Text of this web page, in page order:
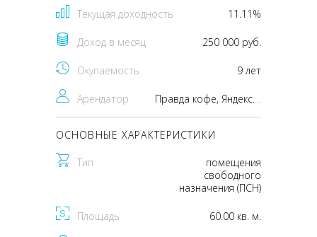
Текущая доходность 11.11%
Доход в месяц 250 000 руб.
Окупаемость 9 лет
Арендатор Правда кофе, Яндекс маркет, Топ-Донер...
ОСНОВНЫЕ ХАРАКТЕРИСТИКИ
Тип
помещения
свободного
назначения (ПСН)
Площадь 60.00 кв. м.